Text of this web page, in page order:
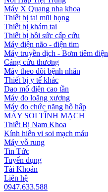
Máy X Quang nha khoa
Thiết bị tai mũi họng
Thiết bị khám tai
Thiết bị hồi sức cấp cứu
Máy điện não - điện tim
Máy truyền dịch - Bơm tiêm điện
Cáng cứu thương
Máy theo dõi bệnh nhân
Thiết bị y tế khác
Dao mổ điện cao tần
Máy đo loãng xương
Máy đo chức năng hô hấp
MÁY SOI TĨNH MẠCH
Thiết Bị Nam Khoa
Kính hiển vi soi mạch máu
Máy vỗ rung
Tin Tức
Tuyển dụng
Tài Khoản
Liên hệ
0947.633.588